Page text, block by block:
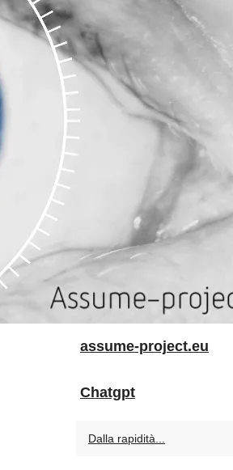
assume-project.eu
Chatgpt
Dalla rapidità...